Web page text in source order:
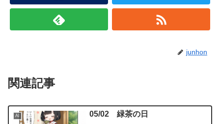
junhon
関連記事
AI 05/02 緑茶の日